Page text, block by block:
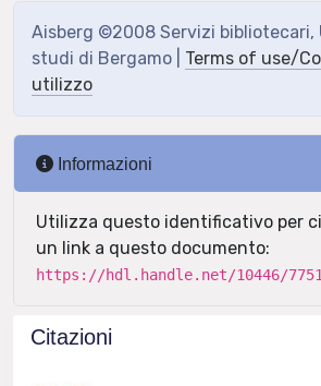
Aisberg ©2008 Servizi bibliotecari,
studi di Bergamo | Terms of use/
utilizzo
Informazioni
Utilizza questo identificativo per
un link a questo documento:
https://hdl.handle.net/10446/
Citazioni